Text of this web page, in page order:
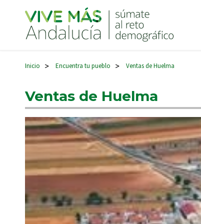
Navegación principal
Inicio > Encuentra tu pueblo > Ventas de Huelma
Ventas de Huelma